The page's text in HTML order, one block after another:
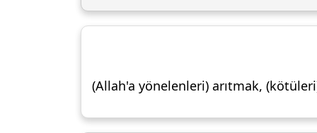
(Allah'a yönelenleri) arıtmak,